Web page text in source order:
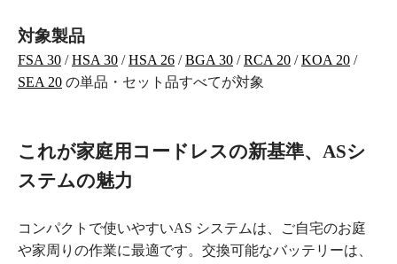
対象製品
FSA 30 /HSA 30 /HSA 26 /BGA 30 /RCA 20 /KOA 20 /
SEA 20 の単品・セット品すべてが対象
これが家庭用コードレスの新基準、ASシ
ステムの魅力
コンパクトで使いやすいAS システムは、ご自宅のお庭
や家周りの作業に最適です。交換可能なバッテリーは、